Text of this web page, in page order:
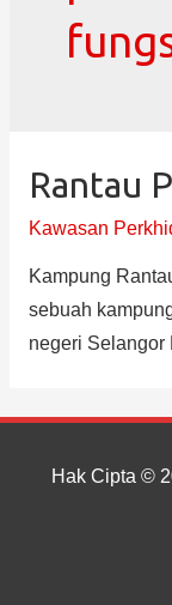
Rantau
Kawasan
Kampung
sebuah
negeri Selangor
Hak Cipta ©